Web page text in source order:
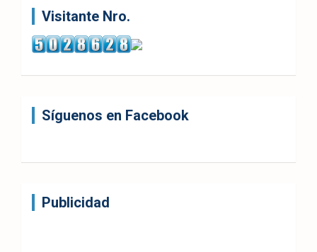
Visitante Nro.
Síguenos en Facebook
Publicidad